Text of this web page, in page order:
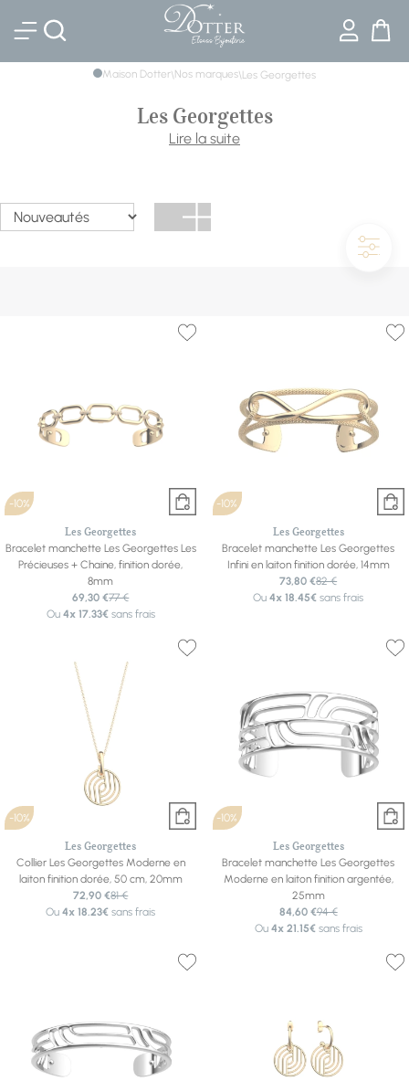
Bijouterie DOTTER
Maison Dotter\Nos marques\Les Georgettes
Les Georgettes
Les Georgettes est une marque française de bijoux et
d'oreilles interchangeables, qui peuvent être personnalisés
avec différents inserts en cuir coloré. Les Georgettes
propose également une gamme de maroquinerie, tels
Lire la suite
-10%
Les Georgettes
Bracelet manchette Les Georgettes Les
Précieuses + Chaine, finition dorée,
8mm
69,30 €77 €
Ou 4x 17.33€sans frais
-10%
Les Georgettes
Bracelet manchette Les Georgettes
Infini en laiton finition dorée, 14mm
73,80 €82 €
Ou4x 18.45€ sans frais
-10%
Les Georgettes
Collier Les Georgettes Moderne en
laiton finition dorée, 50 cm, 20mm
72,90 €81 €
Ou4x 18.23€ sans frais
-10%
Les Georgettes
Bracelet manchette Les Georgettes
Moderne en laiton finition argentée,
25mm
84,60 €94 €
Ou 4x 21.15€sans frais